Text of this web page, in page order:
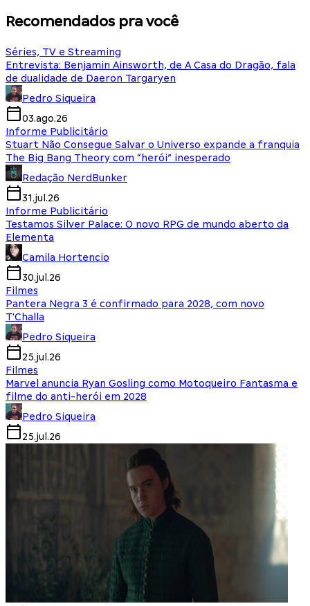
Recomendados pra você
Séries, TV e Streaming
Entrevista: Benjamin Ainsworth, de A Casa do Dragão, fala
de dualidade de Daeron Targaryen
Pedro Siqueira
03.ago.26
Informe Publicitário
Stuart Não Consegue Salvar o Universo expande a franquia
The Big Bang Theory com “herói” inesperado
Redação NerdBunker
31.jul.26
Informe Publicitário
Testamos Silver Palace: O novo RPG de mundo aberto da
Elementa
Camila Hortencio
30.jul.26
Filmes
Pantera Negra 3 é confirmado para 2028, com novo
T'Challa
Pedro Siqueira
25.jul.26
Filmes
Marvel anuncia Ryan Gosling como Motoqueiro Fantasma e
filme do anti-herói em 2028
Pedro Siqueira
25.jul.26